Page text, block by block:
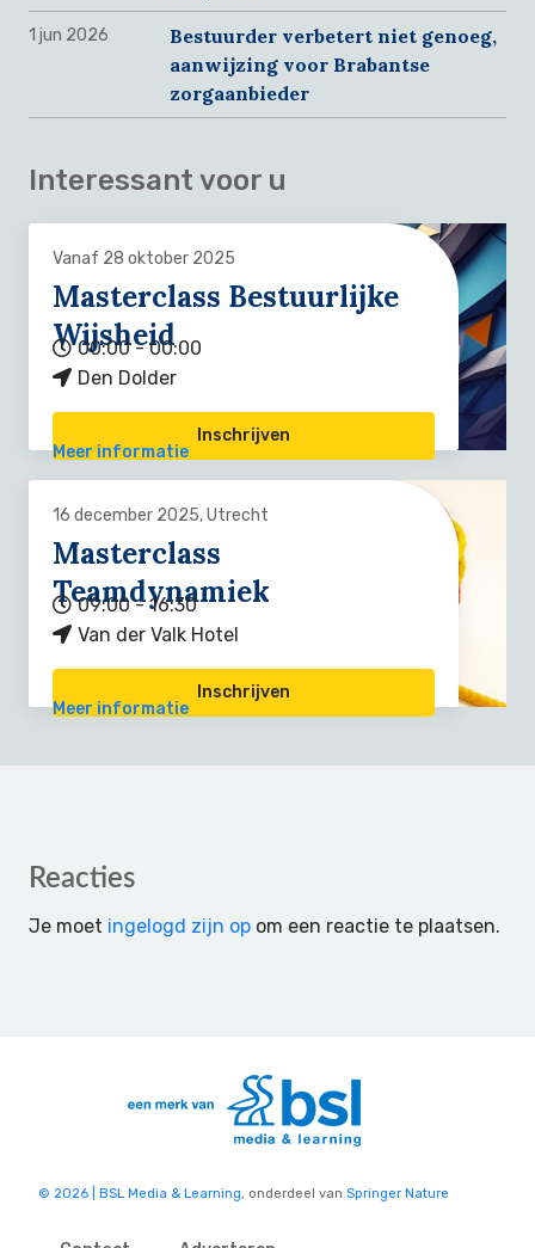
1 jun 2026
Bestuurder verbetert niet genoeg,
aanwijzing voor Brabantse
zorgaanbieder
Interessant voor u
Vanaf 28 oktober 2025
Masterclass Bestuurlijke
Wijsheid
00:00 - 00:00
Den Dolder
Inschrijven
Meer informatie
16 december 2025, Utrecht
Masterclass
Teamdynamiek
09:00 - 16:30
Van der Valk Hotel
Inschrijven
Meer informatie
Reader
Reacties
Je moet ingelogd zijn op om een reactie te plaatsen.
© 2026 | BSL Media & Learning, onderdeel van Springer Nature